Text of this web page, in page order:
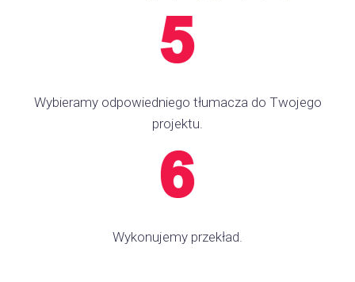
Wybieramy odpowiedniego tłumacza do Twojego
projektu.
Wykonujemy przekład.